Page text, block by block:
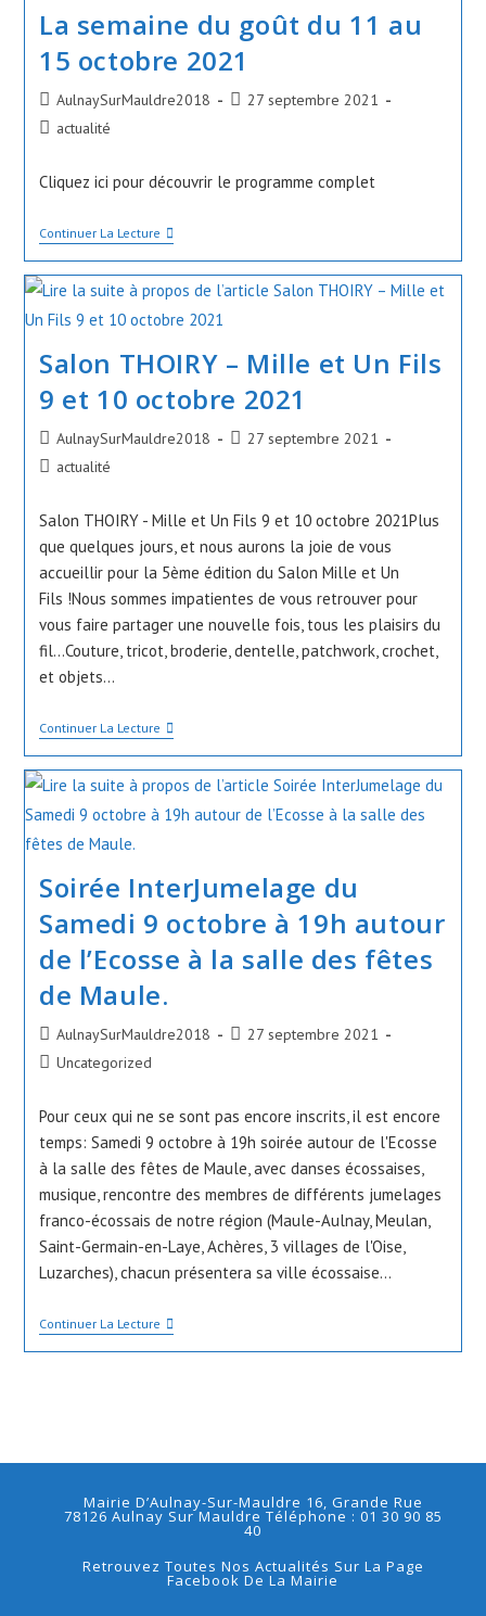
Septembre
Et
Octobre
2021
La semaine du goût du 11 au
15 octobre 2021
Auteur/autrice
de
AulnaySurMauldre2018
Publication
27 septembre 2021
Postactualité
Cliquez ici pour découvrir le programme complet
Continuer La LectureLa
Semaine
Du
Goût
Du
11
15
Octobre
2021
Salon THOIRY – Mille et Un Fils
9 et 10 octobre 2021
Auteur/autrice
de
AulnaySurMauldre2018
Publication
27 septembre 2021
Postactualité
Salon THOIRY - Mille et Un Fils 9 et 10 octobre 2021Plus
que quelques jours, et nous aurons la joie de vous
accueillir pour la 5ème édition du Salon Mille et Un
Fils !Nous sommes impatientes de vous retrouver pour
vous faire partager une nouvelle fois, tous les plaisirs du
fil…Couture, tricot, broderie, dentelle, patchwork, crochet,
et objets…
Continuer La LectureSalon
THOIRY
–
Mille
Et
Un
10
Octobre
2021
Soirée InterJumelage du
Samedi 9 octobre à 19h autour
de l’Ecosse à la salle des fêtes
de Maule.
Auteur/autrice
de
AulnaySurMauldre2018
Publication
27 septembre 2021
PostUncategorized
Pour ceux qui ne se sont pas encore inscrits, il est encore
temps: Samedi 9 octobre à 19h soirée autour de l'Ecosse
à la salle des fêtes de Maule, avec danses écossaises,
musique, rencontre des membres de différents jumelages
franco-écossais de notre région (Maule-Aulnay, Meulan,
Saint-Germain-en-Laye, Achères, 3 villages de l'Oise,
Luzarches), chacun présentera sa ville écossaise…
Continuer La LectureSoirée
InterJumelage
Du
Autour
L’Ecosse
À
Des
Fêtes
Mairie D’Aulnay-Sur-Mauldre 16, Grande Rue
78126 Aulnay Sur Mauldre Téléphone : 01 30 90 85
40
Retrouvez Toutes Nos Actualités Sur La Page
Facebook De La Mairie